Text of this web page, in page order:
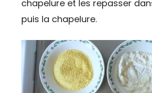
chapelure et les repasser
puis la chapelure.